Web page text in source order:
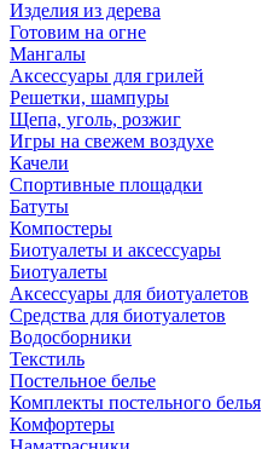
Изделия из дерева
Готовим на огне
Мангалы
Аксессуары для грилей
Решетки, шампуры
Щепа, уголь, розжиг
Игры на свежем воздухе
Качели
Спортивные площадки
Батуты
Компостеры
Биотуалеты и аксессуары
Биотуалеты
Аксессуары для биотуалетов
Средства для биотуалетов
Водосборники
Текстиль
Постельное белье
Комплекты постельного белья
Комфортеры